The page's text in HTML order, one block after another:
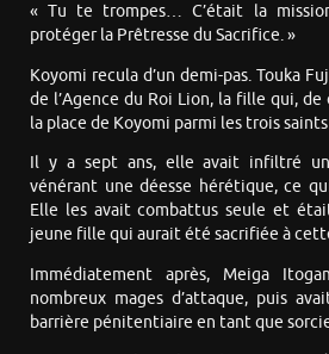
« Tu te trompes… C’était la
protéger la Prêtresse du Sacrifice. »
Koyomi recula d’un demi-pas. Touka
de l’Agence du Roi Lion, la fille qui,
la place de Koyomi parmi les trois saints
Il y a sept ans, elle avait infiltré
vénérant une déesse hérétique, ce
Elle les avait combattus seule et
jeune fille qui aurait été sacrifiée à
Immédiatement après, Meiga
nombreux mages d’attaque, puis
barrière pénitentiaire en tant que